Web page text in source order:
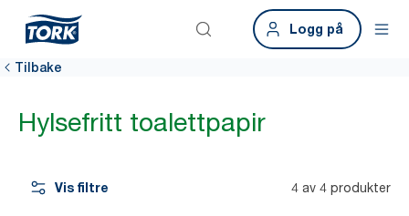
Logg på
Tilbake
Hylsefritt toalettpapir
Vis filtre 4 av 4 produkter